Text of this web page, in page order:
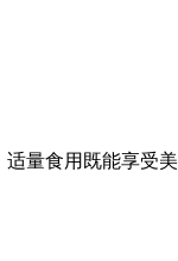
量食用既能享受美